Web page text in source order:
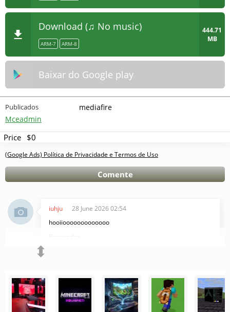
Download (♫ No music)
ARM-7 ARM-8
444.71
MB
Baixar do Google play
Publicados
Mceadmin
mediafire
Price $0
(Google Ads) Política de Privacidade e Termos de Uso
Comente
iuhju
28 June 2026 02:54
hooiiooooooooooooo
⬍